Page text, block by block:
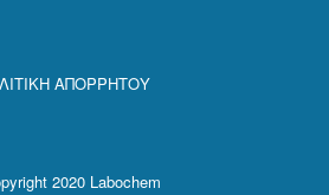
ΑΠΟΡΡΗΤΟΥ
2020 Labochem